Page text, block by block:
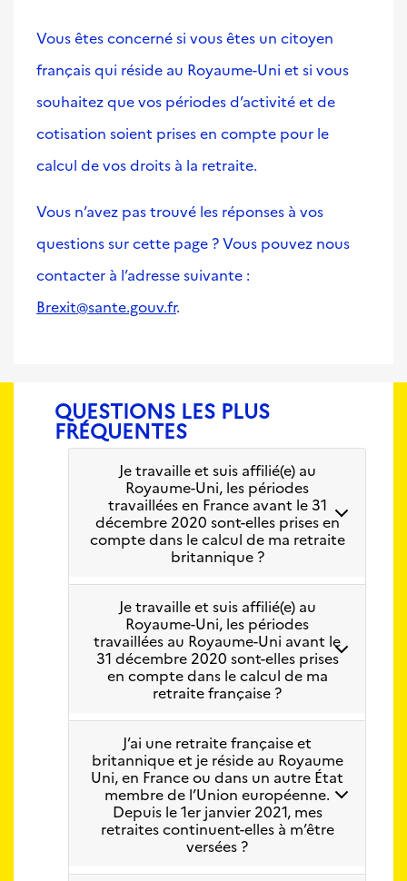
Vous êtes concerné si vous êtes un citoyen
français qui réside au Royaume-Uni et si vous
souhaitez que vos périodes d’activité et de
cotisation soient prises en compte pour le
calcul de vos droits à la retraite.
Vous n’avez pas trouvé les réponses à vos
questions sur cette page ? Vous pouvez nous
contacter à l’adresse suivante :
Brexit@sante.gouv.fr.
QUESTIONS LES PLUS
FRÉQUENTES
Je travaille et suis affilié(e) au
Royaume-Uni, les périodes
travaillées en France avant le 31
décembre 2020 sont-elles prises en
compte dans le calcul de ma retraite
britannique ?
Je travaille et suis affilié(e) au
Royaume-Uni, les périodes
travaillées au Royaume-Uni avant le
31 décembre 2020 sont-elles prises
en compte dans le calcul de ma
retraite française ?
J’ai une retraite française et
britannique et je réside au Royaume
Uni, en France ou dans un autre État
membre de l’Union européenne.
Depuis le 1er janvier 2021, mes
retraites continuent-elles à m’être
versées ?